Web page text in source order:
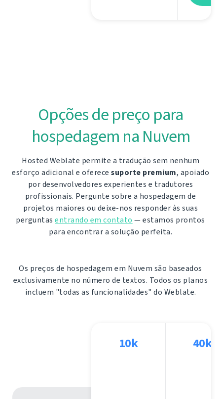
Opções de preço para
hospedagem na Nuvem
Hosted Weblate permite a tradução sem nenhum
esforço adicional e oferece suporte premium, apoiado
por desenvolvedores experientes e tradutores
profissionais. Pergunte sobre a hospedagem de
projetos maiores ou deixe-nos responder às suas
perguntasentrando em contato — estamos prontos
para encontrar a solução perfeita.
Os preços de hospedagem em Nuvem são baseados
exclusivamente no número de textos. Todos os planos
incluem "todas as funcionalidades" do Weblate.
10k 40k